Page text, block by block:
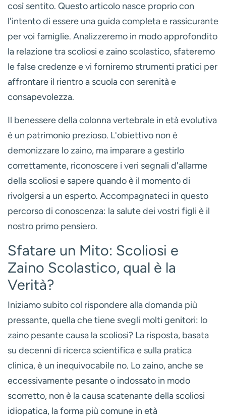
così sentito. Questo articolo nasce proprio con
l'intento di essere una guida completa e rassicurante
per voi famiglie. Analizzeremo in modo approfondito
la relazione tra scoliosi e zaino scolastico, sfateremo
le false credenze e vi forniremo strumenti pratici per
affrontare il rientro a scuola con serenità e
consapevolezza.
Il benessere della colonna vertebrale in età evolutiva
è un patrimonio prezioso. L'obiettivo non è
demonizzare lo zaino, ma imparare a gestirlo
correttamente, riconoscere i veri segnali d'allarme
della scoliosi e sapere quando è il momento di
rivolgersi a un esperto. Accompagnateci in questo
percorso di conoscenza: la salute dei vostri figli è il
nostro primo pensiero.
Sfatare un Mito: Scoliosi e
Zaino Scolastico, qual è la
Verità?
Iniziamo subito col rispondere alla domanda più
pressante, quella che tiene svegli molti genitori: lo
zaino pesante causa la scoliosi? La risposta, basata
su decenni di ricerca scientifica e sulla pratica
clinica, è un inequivocabile no. Lo zaino, anche se
eccessivamente pesante o indossato in modo
scorretto, non è la causa scatenante della scoliosi
idiopatica, la forma più comune in età